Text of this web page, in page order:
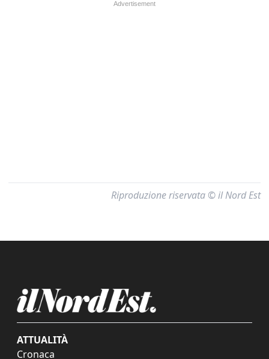
Riproduzione riservata © il Nord Est
ATTUALITÀ
Cronaca